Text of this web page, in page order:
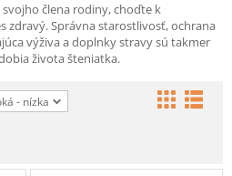
člena rodiny, choďte k
zdravý. Správna starostlivosť, ochrana
výživa a doplnky stravy sú takmer
života šteniatka.
- nízka